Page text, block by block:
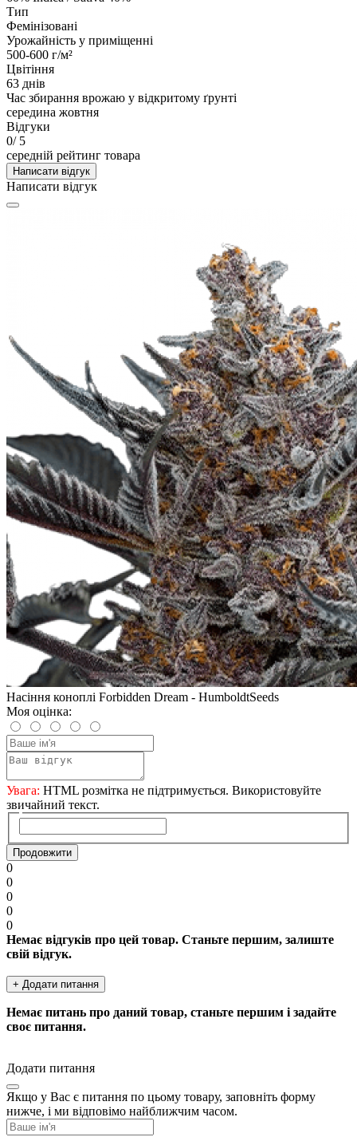
Тип
Фемінізовані
Урожайність у приміщенні
500-600 г/м²
Цвітіння
63 днів
Час збирання врожаю у відкритому ґрунті
середина жовтня
Відгуки
0/ 5
середній рейтинг товара
Написати відгук
Написати відгук
Насіння коноплі Forbidden Dream - HumboldtSeeds
Моя оцінка:
Увага: HTML розмітка не підтримується. Використовуйте
звичайний текст.
Продовжити
0
0
0
0
0
Немає відгуків про цей товар. Станьте першим, залиште
свій відгук.
+ Додати питання
Немає питань про даний товар, станьте першим і задайте
своє питання.
Додати питання
Якщо у Вас є питання по цьому товару, заповніть форму
нижче, і ми відповімо найближчим часом.